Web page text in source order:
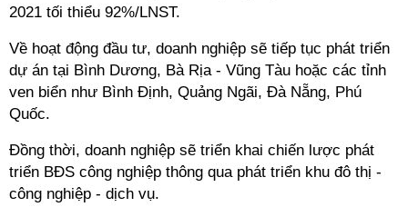
2021 tối thiểu 92%/LNST.
Về hoạt động đầu tư, doanh nghiệp sẽ tiếp tục phát triển
dự án tại Bình Dương, Bà Rịa - Vũng Tàu hoặc các tỉnh
ven biển như Bình Định, Quảng Ngãi, Đà Nẵng, Phú
Quốc.
Đồng thời, doanh nghiệp sẽ triển khai chiến lược phát
triển BĐS công nghiệp thông qua phát triển khu đô thị -
công nghiệp - dịch vụ.